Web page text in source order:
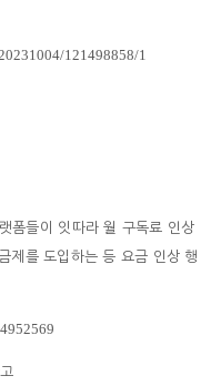
121498858/1
폼들이 잇따라 월 구독료 인상
제를 도입하는 등 요금 인상 행